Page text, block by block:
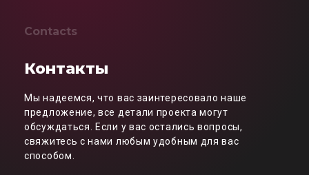
Contacts
Контакты
Мы надеемся, что вас заинтересовало наше
предложение, все детали проекта могут
обсуждаться. Если у вас остались вопросы,
свяжитесь с нами любым удобным для вас
способом.